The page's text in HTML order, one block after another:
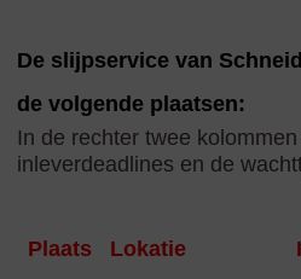
De slijpservice van
de volgende plaatsen:
In de rechter twee
inleverdeadlines en de
Plaats Lokatie